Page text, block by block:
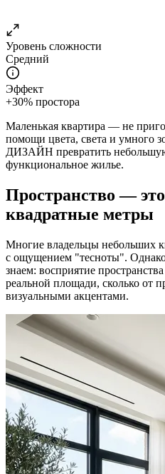
Уровень сложности
Средний
Эффект
+30% простора
Маленькая квартира — не
помощи цвета, света и умного
ДИЗАЙН превратить
функциональное жилье.
Пространство —
квадратные метры
Многие владельцы небольших
с ощущением "тесноты".
знаем: восприятие
реальной площади, сколько от
визуальными акцентами.